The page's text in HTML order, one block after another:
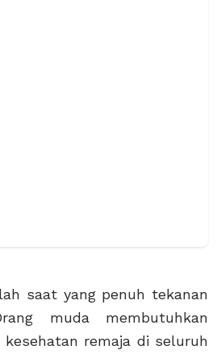
saat yang penuh tekanan
muda membutuhkan
remaja di seluruh